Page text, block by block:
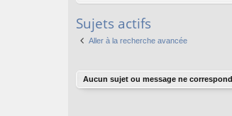
pi
Sujets actifs
Aller à la recherche avancée
Aucun sujet ou message ne